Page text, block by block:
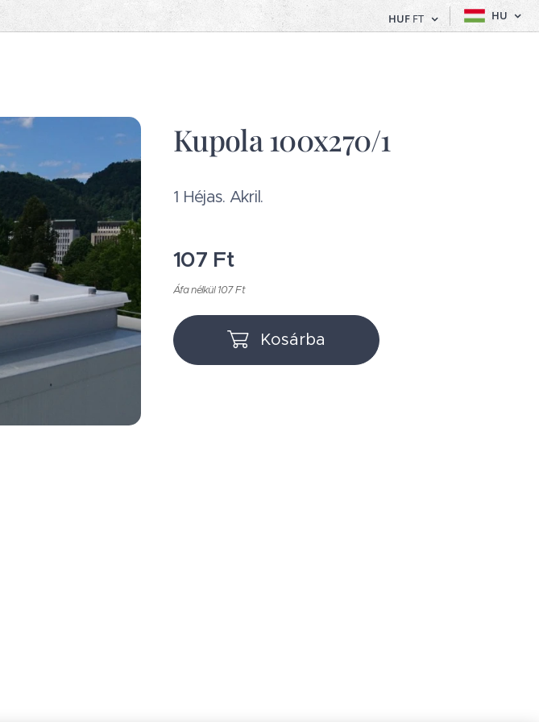
HUFFT HU
Kupola 100x270/1
1 Héjas. Akril.
107 Ft
Áfa nélkül 107 Ft
Kosárba